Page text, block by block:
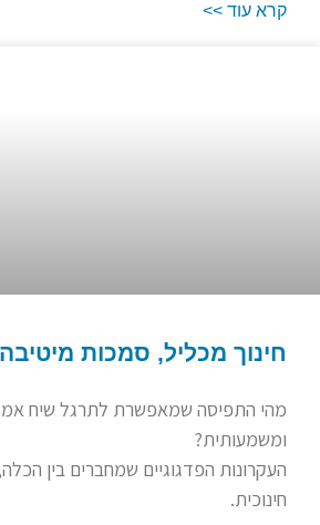
קרא עוד >>
חינוך מכליל, סמכות מיטיבה
מהי התפיסה שמאפשרת לתרגל שיח אמפתי
ומשמעותית?
העקרונות הפדגוגיים שמחברים בין הכלה,
חינוכית.